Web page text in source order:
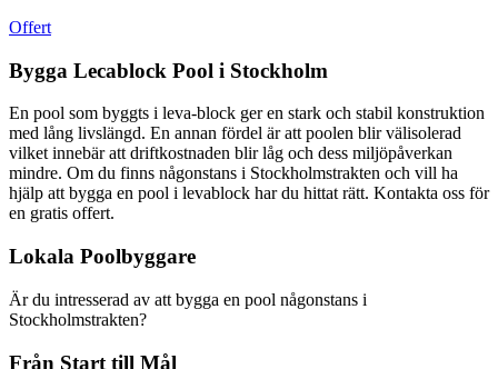
Offert
Bygga Lecablock Pool i Stockholm
En pool som byggts i leva-block ger en stark och stabil konstruktion
med lång livslängd. En annan fördel är att poolen blir välisolerad
vilket innebär att driftkostnaden blir låg och dess miljöpåverkan
mindre. Om du finns någonstans i Stockholmstrakten och vill ha
hjälp att bygga en pool i levablock har du hittat rätt. Kontakta oss för
en gratis offert.
Lokala Poolbyggare
Är du intresserad av att bygga en pool någonstans i
Stockholmstrakten?
Från Start till Mål